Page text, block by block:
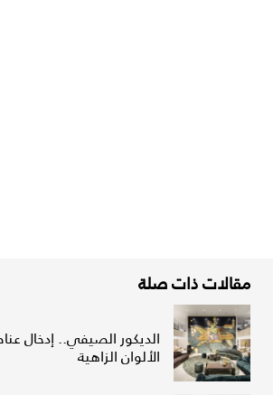
مقالات ذات صلة
الديكور الصيفي.. إدخال
الألوان الزاهية